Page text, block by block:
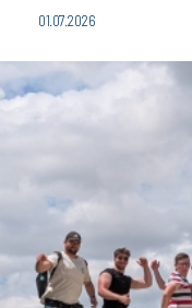
01.07.2026